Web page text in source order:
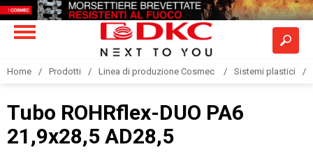
Home Prodotti Linea di produzione Cosmec Sistemi plastici
Tubo ROHRflex-DUO PA6
21,9x28,5 AD28,5